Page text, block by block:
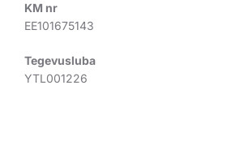
KM nr
EE101675143
Tegevusluba
YTL001226